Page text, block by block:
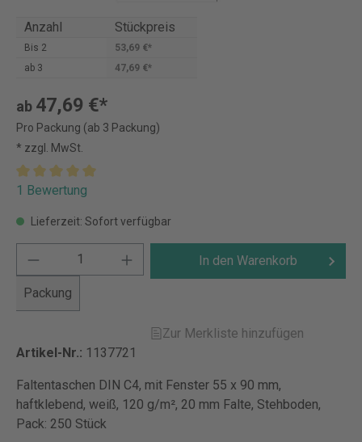
Anzahl Stückpreis
Bis 2
53,69 €*
ab 3 47,69 €*
ab 47,69 €*
Pro Packung (ab 3 Packung)
* zzgl. MwSt.
1 Bewertung
Lieferzeit: Sofort verfügbar
Packung
In den Warenkorb
Zur Merkliste hinzufügen
Artikel-Nr.: 1137721
Faltentaschen DIN C4, mit Fenster 55 x 90 mm,
haftklebend, weiß, 120 g/m², 20 mm Falte, Stehboden,
Pack: 250 Stück